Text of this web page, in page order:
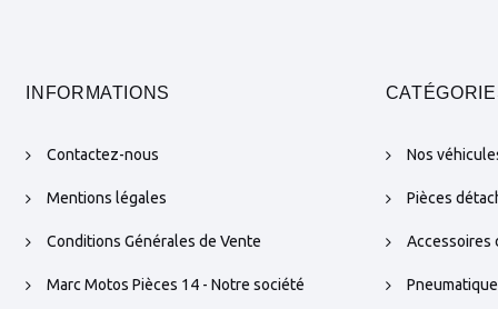
INFORMATIONS
Contactez-nous
Mentions légales
Conditions Générales de Vente
Marc Motos Pièces 14 - Notre société
Nos
Pièces
Accessoires